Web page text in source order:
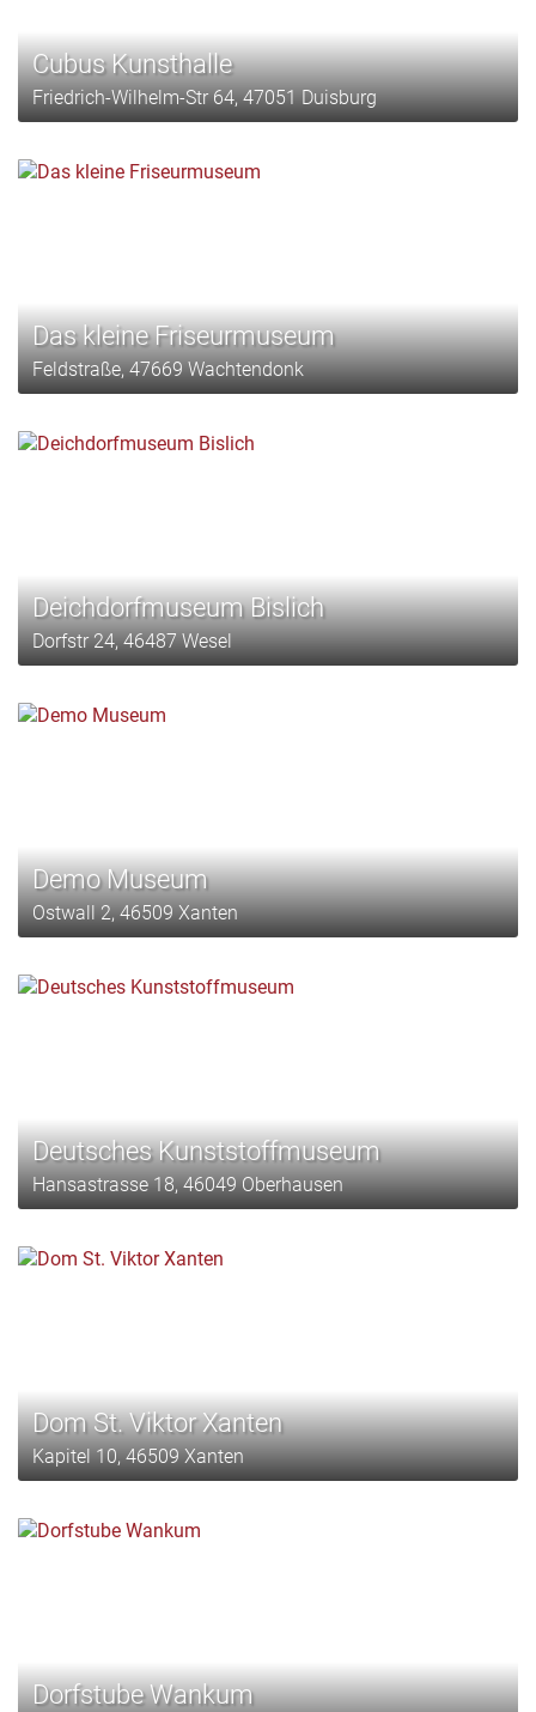
Cubus Kunsthalle
Friedrich-Wilhelm-Str 64, 47051 Duisburg
Das kleine Friseurmuseum
Feldstraße, 47669 Wachtendonk
Deichdorfmuseum Bislich
Dorfstr 24, 46487 Wesel
Demo Museum
Ostwall 2, 46509 Xanten
Deutsches Kunststoffmuseum
Hansastrasse 18, 46049 Oberhausen
Dom St. Viktor Xanten
Kapitel 10, 46509 Xanten
Dorfstube Wankum